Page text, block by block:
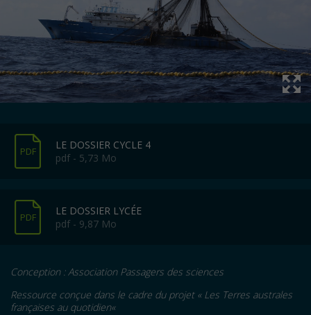
PDF
LE DOSSIER CYCLE 4
pdf - 5,73 Mo
PDF
LE DOSSIER LYCÉE
pdf - 9,87 Mo
Conception : Association Passagers des sciences
Ressource conçue dans le cadre du projet « Les Terres australes
françaises au quotidien«